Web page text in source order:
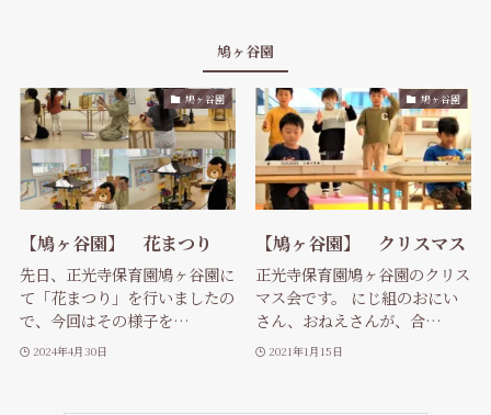
鳩ヶ谷園
鳩ヶ谷園
【鳩ヶ谷園】 花まつり
先日、正光寺保育園鳩ヶ谷園に
て「花まつり」を行いましたの
で、今回はその様子を…
2024年4月30日
鳩ヶ谷園
【鳩ヶ谷園】 クリスマス
正光寺保育園鳩ヶ谷園のクリス
マス会です。 にじ組のおにい
さん、おねえさんが、合…
2021年1月15日